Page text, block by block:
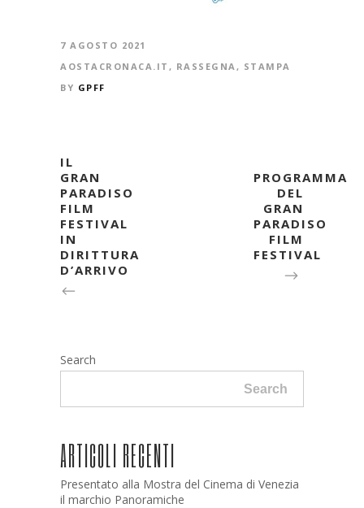
7 AGOSTO 2021
AOSTACRONACA.IT , RASSEGNA , STAMPA
BY GPFF
IL
GRAN
PARADISO
FILM
FESTIVAL
IN
DIRITTURA
D’ARRIVO
PROGRAMMA
DEL
GRAN
PARADISO
FILM
FESTIVAL
Search
Search
ARTICOLI RECENTI
Presentato alla Mostra del Cinema di Venezia
il marchio Panoramiche